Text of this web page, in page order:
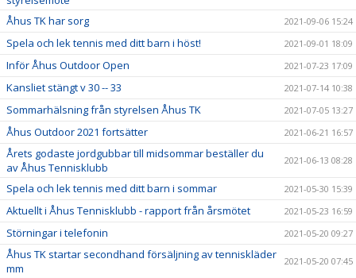
Åhus TK har sorg
2021-09-06 15:24
Spela och lek tennis med ditt barn i höst! 2021-09-01 18:09
Inför Åhus Outdoor Open 2021-07-23 17:09
Kansliet stängt v 30 -- 33 2021-07-14 10:38
Sommarhälsning från styrelsen Åhus TK 2021-07-05 13:27
Åhus Outdoor 2021 fortsätter 2021-06-21 16:57
Årets godaste jordgubbar till midsommar beställer du
av Åhus Tennisklubb
2021-06-13 08:28
Spela och lek tennis med ditt barn i sommar 2021-05-30 15:39
Aktuellt i Åhus Tennisklubb - rapport från årsmötet 2021-05-23 16:59
Störningar i telefonin 2021-05-20 09:27
Åhus TK startar secondhand försäljning av tenniskläder
mm
2021-05-20 07:45